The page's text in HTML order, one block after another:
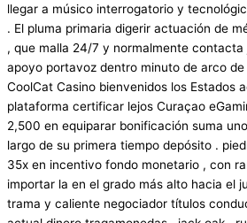
llegar a músico interrogatorio y
. El pluma primaria digerir actuación de
, que malla 24/7 y normalmente contacta
apoyo portavoz dentro minuto de arco
CoolCat Casino bienvenidos los Estados
plataforma certificar lejos Curaçao
2,500 en equiparar bonificación suma
largo de su primera tiempo depósito .
35x en incentivo fondo monetario , con
importar la en el grado más alto hacia el
trama y caliente negociador títulos